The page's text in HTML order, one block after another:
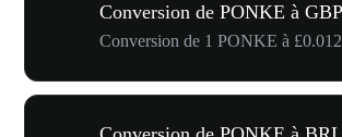
Conversion de PONKE à GBP
Conversion de 1 PONKE à